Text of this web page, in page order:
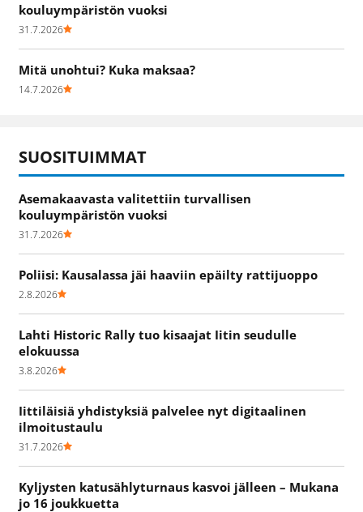
kouluympäristön vuoksi
31.7.2026
Mitä unohtui? Kuka maksaa?
14.7.2026
SUOSITUIMMAT
Asemakaavasta valitettiin turvallisen
kouluympäristön vuoksi
31.7.2026
Poliisi: Kausalassa jäi haaviin epäilty rattijuoppo
2.8.2026
Lahti Historic Rally tuo kisaajat Iitin seudulle
elokuussa
3.8.2026
Iittiläisiä yhdistyksiä palvelee nyt digitaalinen
ilmoitustaulu
31.7.2026
Kyljysten katusählyturnaus kasvoi jälleen – Mukana
jo 16 joukkuetta